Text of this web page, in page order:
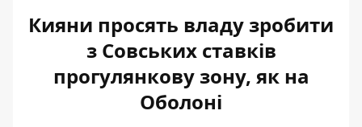
Кияни просять владу зробити
з Совських ставків
прогулянкову зону, як на
Оболоні